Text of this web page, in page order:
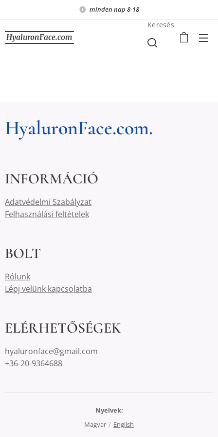
minden nap 8-18
HyaluronFace.com
Keresés
HyaluronFace.com.
INFORMÁCIÓ
Adatvédelmi Szabályzat
Felhasználási feltételek
BOLT
Rólunk
Lépj velünk kapcsolatba
ELÉRHETŐSÉGEK
hyaluronface@gmail.com
+36-20-9364688
Nyelvek
Magyar
English